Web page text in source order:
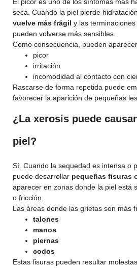
seca. Cuando la piel pierde
vuelve más frágil y las
pueden volverse más sensibles.
Como consecuencia, pueden
picor
irritación
incomodidad al contacto con
Rascarse de forma repetida puede
favorecer la aparición de pequeñas
¿La xerosis puede
piel?
Sí. Cuando la sequedad es intensa o
puede desarrollar pequeñas fisuras
aparecer en zonas donde la piel está
o fricción.
Las áreas donde las grietas son más
talones
manos
piernas
codos
Estas fisuras pueden resultar